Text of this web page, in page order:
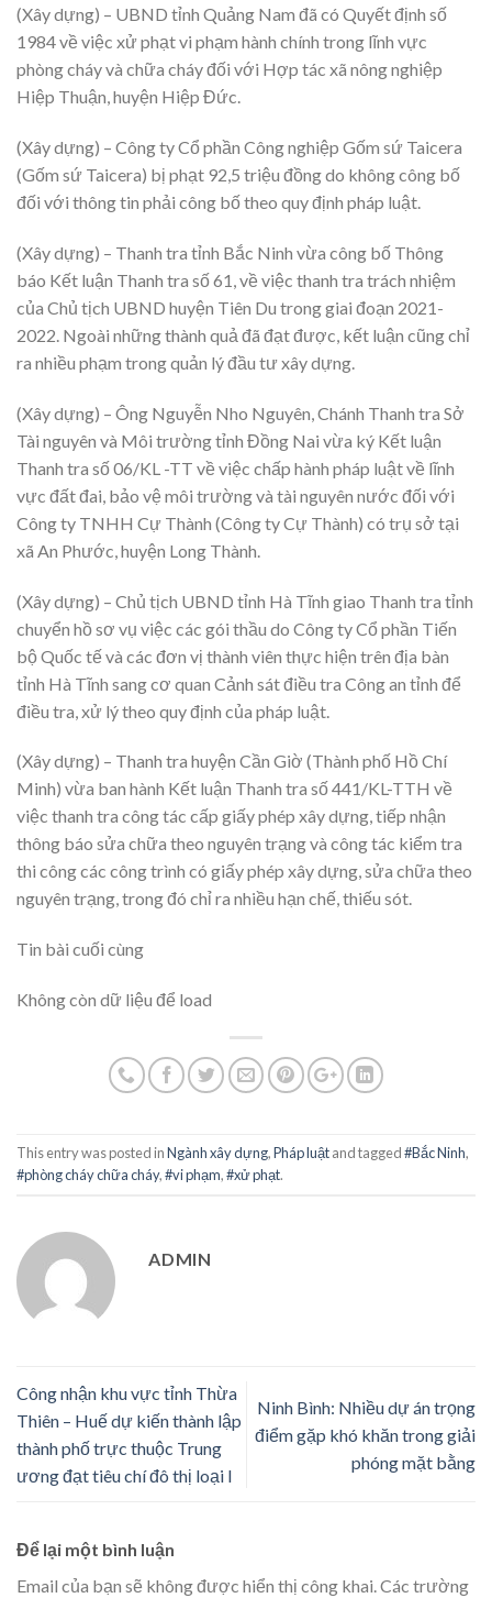
(Xây dựng) – UBND tỉnh Quảng Nam đã có Quyết định số
1984 về việc xử phạt vi phạm hành chính trong lĩnh vực
phòng cháy và chữa cháy đối với Hợp tác xã nông nghiệp
Hiệp Thuận, huyện Hiệp Đức.
(Xây dựng) – Công ty Cổ phần Công nghiệp Gốm sứ Taicera
(Gốm sứ Taicera) bị phạt 92,5 triệu đồng do không công bố
đối với thông tin phải công bố theo quy định pháp luật.
(Xây dựng) – Thanh tra tỉnh Bắc Ninh vừa công bố Thông
báo Kết luận Thanh tra số 61, về việc thanh tra trách nhiệm
của Chủ tịch UBND huyện Tiên Du trong giai đoạn 2021-
2022. Ngoài những thành quả đã đạt được, kết luận cũng chỉ
ra nhiều phạm trong quản lý đầu tư xây dựng.
(Xây dựng) – Ông Nguyễn Nho Nguyên, Chánh Thanh tra Sở
Tài nguyên và Môi trường tỉnh Đồng Nai vừa ký Kết luận
Thanh tra số 06/KL -TT về việc chấp hành pháp luật về lĩnh
vực đất đai, bảo vệ môi trường và tài nguyên nước đối với
Công ty TNHH Cự Thành (Công ty Cự Thành) có trụ sở tại
xã An Phước, huyện Long Thành.
(Xây dựng) – Chủ tịch UBND tỉnh Hà Tĩnh giao Thanh tra tỉnh
chuyển hồ sơ vụ việc các gói thầu do Công ty Cổ phần Tiến
bộ Quốc tế và các đơn vị thành viên thực hiện trên địa bàn
tỉnh Hà Tĩnh sang cơ quan Cảnh sát điều tra Công an tỉnh để
điều tra, xử lý theo quy định của pháp luật.
(Xây dựng) – Thanh tra huyện Cần Giờ (Thành phố Hồ Chí
Minh) vừa ban hành Kết luận Thanh tra số 441/KL-TTH về
việc thanh tra công tác cấp giấy phép xây dựng, tiếp nhận
thông báo sửa chữa theo nguyên trạng và công tác kiểm tra
thi công các công trình có giấy phép xây dựng, sửa chữa theo
nguyên trạng, trong đó chỉ ra nhiều hạn chế, thiếu sót.
Tin bài cuối cùng
Không còn dữ liệu để load
This entry was posted inNgành xây dựng,Pháp luậtand tagged#Bắc Ninh,
#phòng cháy chữa cháy,#vi phạm,#xử phạt.
ADMIN
Công nhận khu vực tỉnh Thừa
Thiên – Huế dự kiến thành lập
thành phố trực thuộc Trung
ương đạt tiêu chí đô thị loại I
Ninh Bình: Nhiều dự án trọng
điểm gặp khó khăn trong giải
phóng mặt bằng
Để lại một bình luận
Email của bạn sẽ không được hiển thị công khai.Các trường